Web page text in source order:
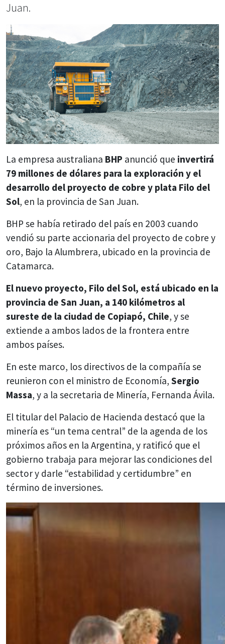
Juan.
La empresa australiana BHP anunció que invertirá
79 millones de dólares para la exploración y el
desarrollo del proyecto de cobre y plata Filo del
Sol, en la provincia de San Juan.
BHP se había retirado del país en 2003 cuando
vendió su parte accionaria del proyecto de cobre y
oro, Bajo la Alumbrera, ubicado en la provincia de
Catamarca.
El nuevo proyecto, Filo del Sol, está ubicado en la
provincia de San Juan, a 140 kilómetros al
sureste de la ciudad de Copiapó, Chile, y se
extiende a ambos lados de la frontera entre
ambos países.
En este marco, los directivos de la compañía se
reunieron con el ministro de Economía, Sergio
Massa, y a la secretaria de Minería, Fernanda Ávila.
El titular del Palacio de Hacienda destacó que la
minería es “un tema central” de la agenda de los
próximos años en la Argentina, y ratificó que el
gobierno trabaja para mejorar las condiciones del
sector y darle “estabilidad y certidumbre” en
término de inversiones.